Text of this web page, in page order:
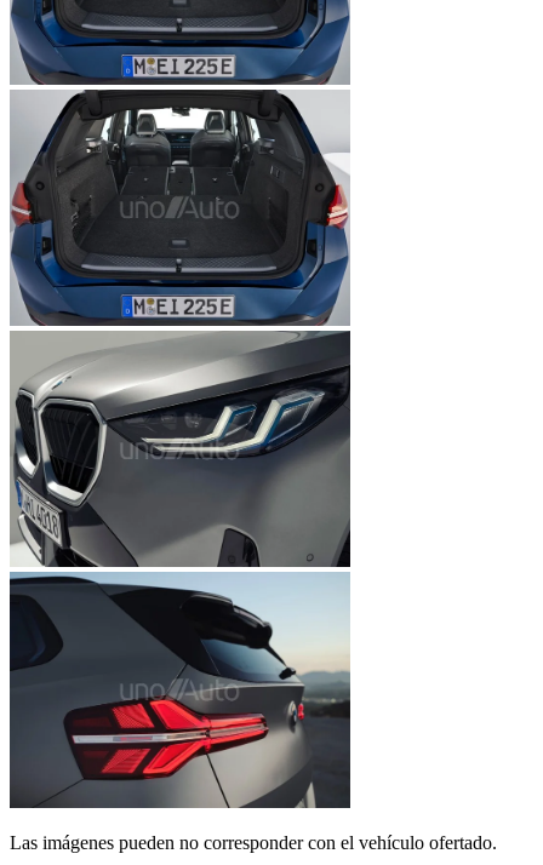
Las imágenes pueden no corresponder con el vehículo ofertado.